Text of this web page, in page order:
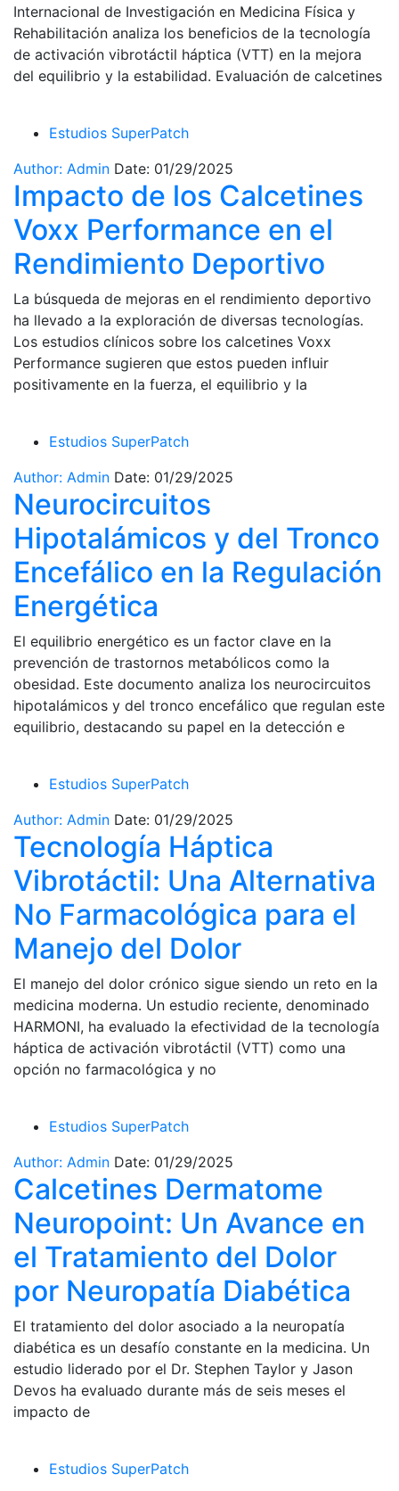
Internacional de Investigación en Medicina Física y
Rehabilitación analiza los beneficios de la tecnología
de activación vibrotáctil háptica (VTT) en la mejora
del equilibrio y la estabilidad. Evaluación de calcetines
Estudios SuperPatch
Author: Admin Date: 01/29/2025
Impacto de los Calcetines
Voxx Performance en el
Rendimiento Deportivo
La búsqueda de mejoras en el rendimiento deportivo
ha llevado a la exploración de diversas tecnologías.
Los estudios clínicos sobre los calcetines Voxx
Performance sugieren que estos pueden influir
positivamente en la fuerza, el equilibrio y la
Estudios SuperPatch
Author: Admin Date: 01/29/2025
Neurocircuitos
Hipotalámicos y del Tronco
Encefálico en la Regulación
Energética
El equilibrio energético es un factor clave en la
prevención de trastornos metabólicos como la
obesidad. Este documento analiza los neurocircuitos
hipotalámicos y del tronco encefálico que regulan este
equilibrio, destacando su papel en la detección e
Estudios SuperPatch
Author: Admin Date: 01/29/2025
Tecnología Háptica
Vibrotáctil: Una Alternativa
No Farmacológica para el
Manejo del Dolor
El manejo del dolor crónico sigue siendo un reto en la
medicina moderna. Un estudio reciente, denominado
HARMONI, ha evaluado la efectividad de la tecnología
háptica de activación vibrotáctil (VTT) como una
opción no farmacológica y no
Estudios SuperPatch
Author: Admin Date: 01/29/2025
Calcetines Dermatome
Neuropoint: Un Avance en
el Tratamiento del Dolor
por Neuropatía Diabética
El tratamiento del dolor asociado a la neuropatía
diabética es un desafío constante en la medicina. Un
estudio liderado por el Dr. Stephen Taylor y Jason
Devos ha evaluado durante más de seis meses el
impacto de
Estudios SuperPatch